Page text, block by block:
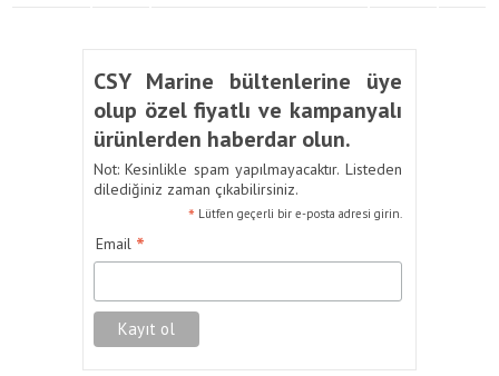
CSY Marine bültenlerine üye
olup özel fiyatlı ve kampanyalı
ürünlerden haberdar olun.
Not: Kesinlikle spam yapılmayacaktır. Listeden
dilediğiniz zaman çıkabilirsiniz.
* Lütfen geçerli bir e-posta adresi girin.
Email *